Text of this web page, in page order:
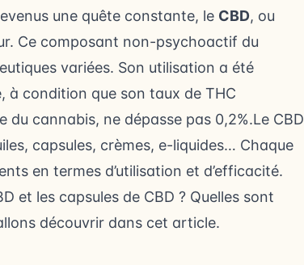
une quête constante, le CBD, ou
Ce composant non-psychoactif du
variées. Son utilisation a été
à condition que son taux de THC
cannabis, ne dépasse pas 0,2%.Le CBD
capsules, crèmes, e-liquides… Chaque
en termes d’utilisation et d’efficacité.
et les capsules de CBD ? Quelles sont
découvrir dans cet article.